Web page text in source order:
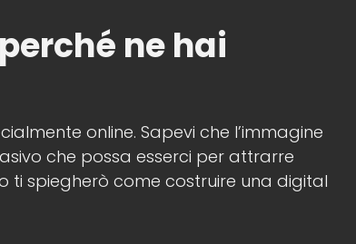
ne hai
online. Sapevi che l’immagine
che possa esserci per attrarre
ti spiegherò come costruire una digital